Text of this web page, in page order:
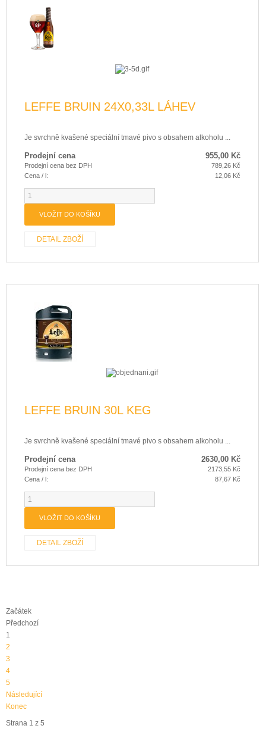
LEFFE BRUIN 24X0,33L LÁHEV
Je svrchně kvašené speciální tmavé pivo s obsahem alkoholu ...
Prodejní cena 955,00 Kč
Prodejní cena bez DPH
789,26 Kč
Cena / l:
12,06 Kč
DETAIL ZBOŽÍ
LEFFE BRUIN 30L KEG
Je svrchně kvašené speciální tmavé pivo s obsahem alkoholu ...
Prodejní cena 2630,00 Kč
Prodejní cena bez DPH
2173,55 Kč
Cena / l:
87,67 Kč
DETAIL ZBOŽÍ
Začátek
Předchozí
1
2
3
4
5
Následující
Konec
Strana 1 z 5